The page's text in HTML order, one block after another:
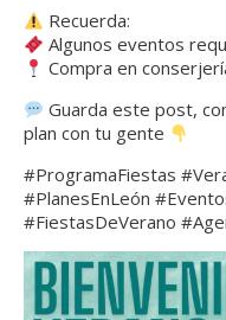
Recuerda:
Algunos eventos
Compra en
Guarda este post,
plan con tu gente
#ProgramaFiestas
#PlanesEnLeón
#FiestasDeVerano